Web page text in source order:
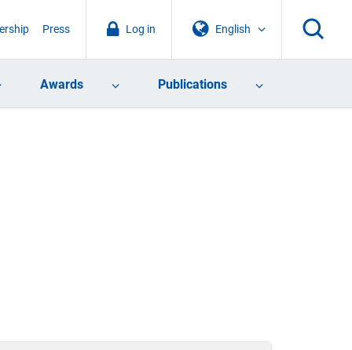
English
Log in
Press
Awards Publications